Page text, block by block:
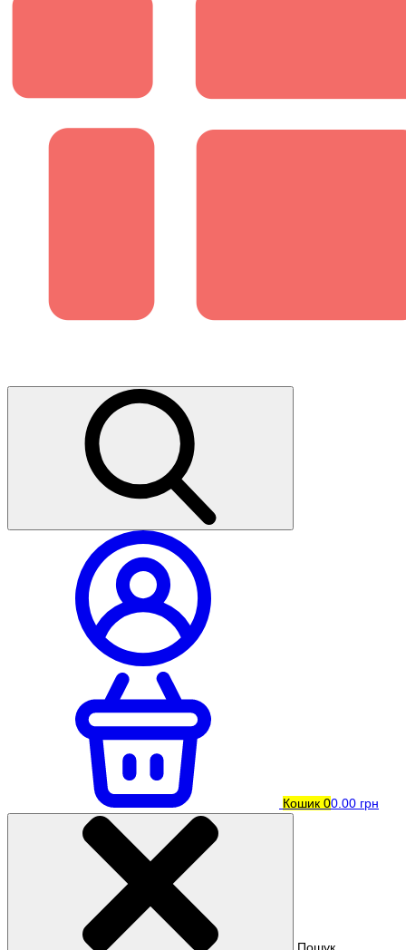
Кошик 00.00 грн